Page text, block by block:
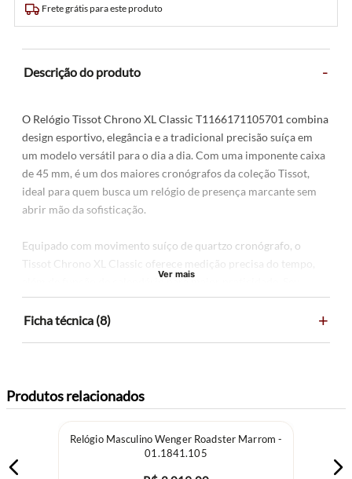
Frete grátis para este produto
Descrição do produto -
O Relógio Tissot Chrono XL Classic T1166171105701 combina
design esportivo, elegância e a tradicional precisão suíça em
um modelo versátil para o dia a dia. Com uma imponente caixa
de 45 mm, é um dos maiores cronógrafos da coleção Tissot,
ideal para quem busca um relógio de presença marcante sem
abrir mão da sofisticação.
Equipado com movimento suíço de quartzo cronógrafo, o
Tissot Chrono XL Classic oferece medição precisa do tempo,
além de função de calendário para maior praticidade. Seu
mostrador preto com índices em algarismos arábicos
proporciona excelente legibilidade, enquanto os ponteiros com
A caixa em aço inoxidável é protegida por um resistente vidro
de safira, altamente resistente a riscos, proporcionando maior
durabilidade e preservando a beleza do relógio ao longo do
tempo. Com resistência à água de até 100 metros (10 ATM), o
Ver mais
Ficha técnica (8) +
Produtos relacionados
Relógio Masculino Wenger Roadster Marrom -
01.1841.105